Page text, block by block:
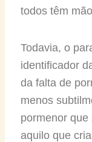
todos têm
Todavia, o
identificador
da falta de
menos
pormenor
aquilo que